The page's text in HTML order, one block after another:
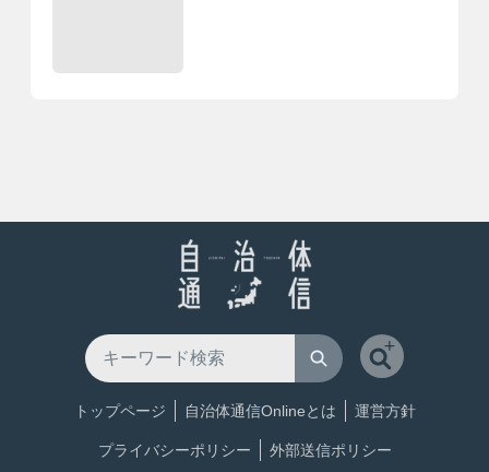
トップページ 自治体通信Onlineとは 運営方針
プライバシーポリシー 外部送信ポリシー